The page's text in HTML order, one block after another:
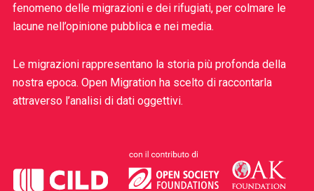
fenomeno delle migrazioni e dei rifugiati, per colmare le
lacune nell’opinione pubblica e nei media.
Le migrazioni rappresentano la storia più profonda della
nostra epoca. Open Migration ha scelto di raccontarla
attraverso l’analisi di dati oggettivi.